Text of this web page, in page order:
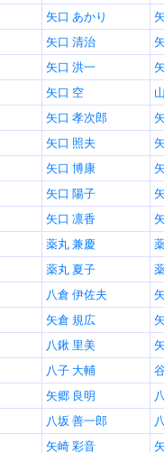
矢口 あかり
矢口 清治
矢口 洪一
矢口 空
矢口 孝次郎
矢口 照夫
矢口 博康
矢口 陽子
矢口 凛香
薬丸 兼慶
薬丸 夏子
八倉 伊佐夫
矢倉 規広
八鍬 里美
八子 大輔
矢郷 良明
八坂 善一郎
矢崎 彩音